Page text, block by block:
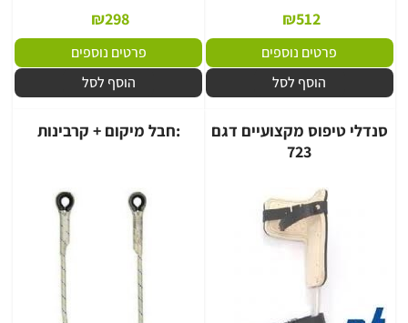
₪512
פרטים נוספים
הוסף לסל
₪298
פרטים נוספים
הוסף לסל
סנדלי טיפוס מקצועיים דגם
723
:חבל מיקום + קרבינות